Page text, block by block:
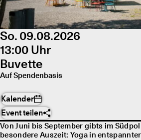
So. 09.08.2026
13:00 Uhr
Buvette
Auf Spendenbasis
Kalender
Event teilen
Von Juni bis September gibts im
besondere Auszeit: Yoga in